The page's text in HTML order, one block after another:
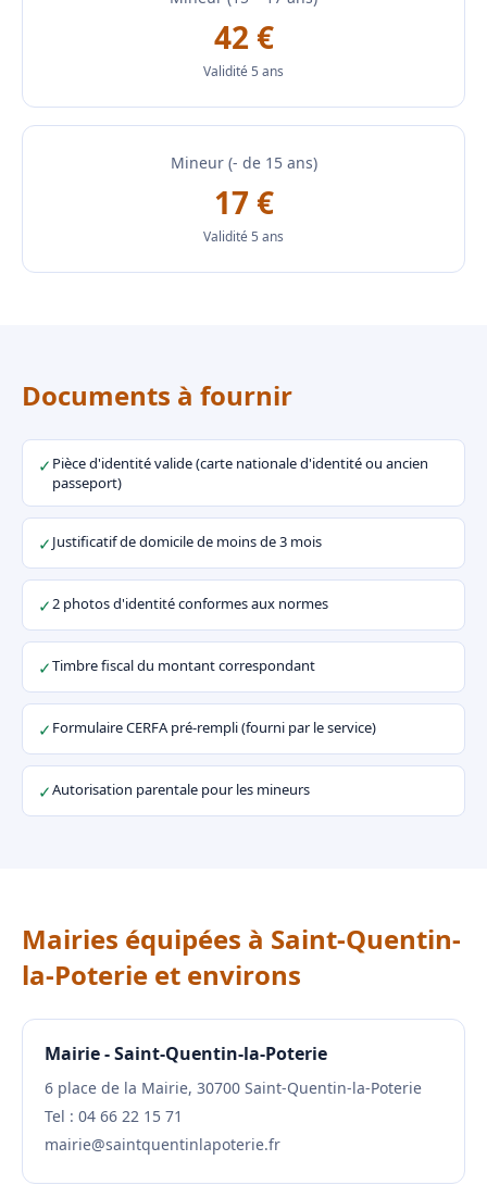
42 €
Validité 5 ans
Mineur (- de 15 ans)
17 €
Validité 5 ans
Documents à fournir
✓ Pièce d'identité valide (carte nationale d'identité ou ancien
passeport)
✓Justificatif de domicile de moins de 3 mois
✓2 photos d'identité conformes aux normes
✓Timbre fiscal du montant correspondant
✓ Formulaire CERFA pré-rempli (fourni par le service)
✓Autorisation parentale pour les mineurs
Mairies équipées à Saint-Quentin-
la-Poterie et environs
Mairie - Saint-Quentin-la-Poterie
6 place de la Mairie, 30700 Saint-Quentin-la-Poterie
Tel : 04 66 22 15 71
mairie@saintquentinlapoterie.fr